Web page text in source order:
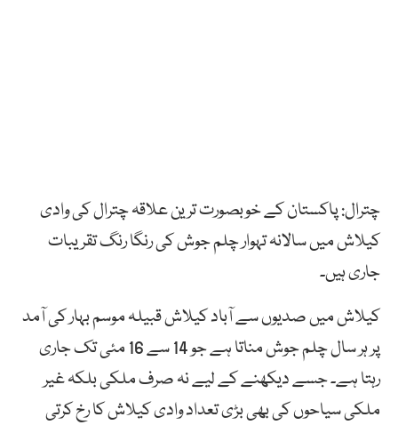
چترال: پاکستان کے خوبصورت ترین علاقہ چترال کی وادی
کیلاش میں سالانہ تہوار چلم جوش کی رنگا رنگ تقریبات
جاری ہیں۔
کیلاش میں صدیوں سے آباد کیلاش قبیلہ موسم بہار کی آمد
پر ہر سال چلم جوش مناتا ہے جو 14 سے 16 مئی تک جاری
رہتا ہے۔ جسے دیکھنے کے لیے نہ صرف ملکی بلکہ غیر
ملکی سیاحوں کی بھی بڑی تعداد وادی کیلاش کا رخ کرتی